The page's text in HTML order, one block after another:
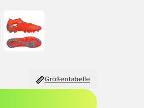
Größentabelle